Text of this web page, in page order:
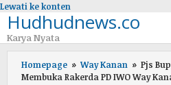
Lewati ke konten
Hudhudnews.co
Karya Nyata
Homepage » Way Kanan » Pjs
Membuka Rakerda PD IWO Way